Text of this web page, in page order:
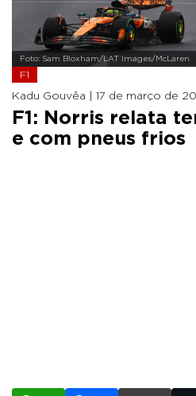
Foto: Sam Bloxham/LAT Images/McLaren
F1
Kadu Gouvêa | 17 de março de
F1: Norris relata
e com pneus frios